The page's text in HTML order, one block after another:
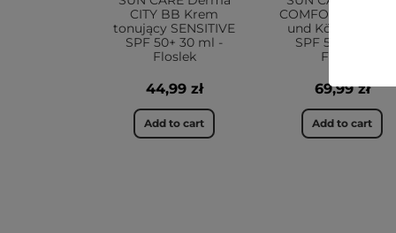
CITY BB Krem
tonujący SENSITIVE
SPF 50+ 30 ml -
Floslek
44,99 zł
Add to cart
COMFORT
und Körpercreme
SPF 50+ 50ml -
Floslek
69,99 zł
Add to cart